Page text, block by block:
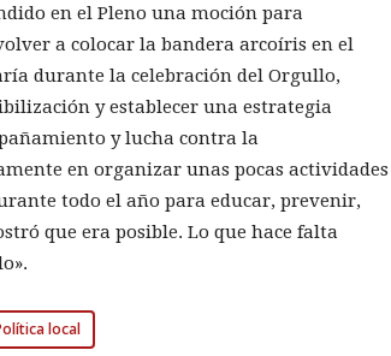
en el Pleno una moción para
a colocar la bandera arcoíris en el
durante la celebración del Orgullo,
y establecer una estrategia
y lucha contra la
en organizar unas pocas actividades
todo el año para educar, prevenir,
que era posible. Lo que hace falta
local